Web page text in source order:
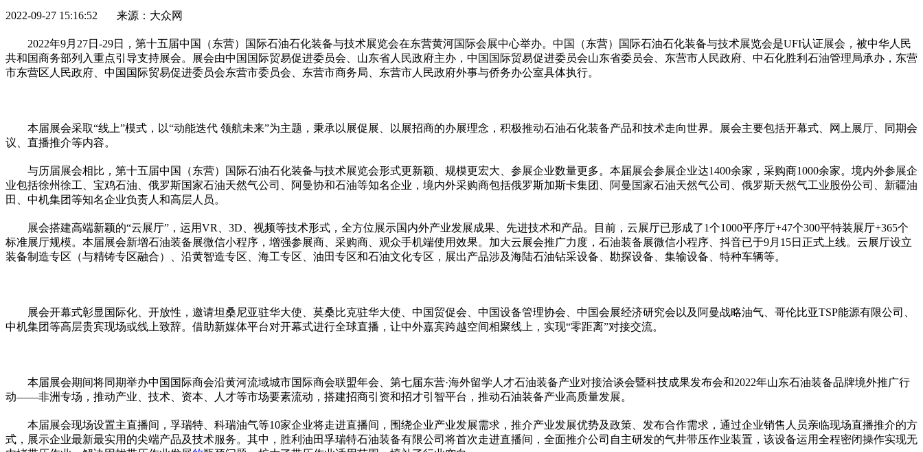
2022-09-27 15:16:52 来源：大众网
2022年9月27日-29日，第十五届中国（东营）国际石油石化装备与技术展览会在东营黄河国际会展中心举办。中国（东营）国际石油石化装备与技术展览会是UFI认证展会，被中华人民
共和国商务部列入重点引导支持展会。展会由中国国际贸易促进委员会、山东省人民政府主办，中国国际贸易促进委员会山东省委员会、东营市人民政府、中石化胜利石油管理局承办，东营
市东营区人民政府、中国国际贸易促进委员会东营市委员会、东营市商务局、东营市人民政府外事与侨务办公室具体执行。
本届展会采取“线上”模式，以“动能迭代 领航未来”为主题，秉承以展促展、以展招商的办展理念，积极推动石油石化装备产品和技术走向世界。展会主要包括开幕式、网上展厅、同期会
议、直播推介等内容。
与历届展会相比，第十五届中国（东营）国际石油石化装备与技术展览会形式更新颖、规模更宏大、参展企业数量更多。本届展会参展企业达1400余家，采购商1000余家。境内外参展企
业包括徐州徐工、宝鸡石油、俄罗斯国家石油天然气公司、阿曼协和石油等知名企业，境内外采购商包括俄罗斯加斯卡集团、阿曼 国家石油天然气公司、俄罗斯天然气工业股份公司、新疆油
田、中机集团等知名企业负责人和高层人员。
展会搭建高端新颖的“云展厅”，运用VR、3D、视频等技术形式，全方位展示国内外产业发展成果、先进技术和产品。目前，云展厅已形成了1个1000平序厅+47个300平特装展厅+365个
标准展厅规模。本届展会新增石油装备展微信小程序，增强参展商、采购商、观众手机端使用效果。加大云展会推广力度，石油装备展微信小程序、抖音已于9月15日正式上线。云展厅设立
装备制造专区（与精铸专区融合）、沿黄智造专区、海工专区、油田专区和石油文化专区，展出产品涉及海陆石油钻采设备、勘探设备、集输设备、特种车辆等。
展会开幕式彰显国际化、开放性 ，邀请坦桑尼亚驻华大使、莫桑比克驻华大使、中国贸促会、中国设备管理协会、中国会展经济研究会以及阿曼战略油气、哥伦比亚TSP能源有限公司、
中机集团等高层贵宾现场或线上致辞。借助新媒体平台对开幕式进行全球直播，让中外嘉宾跨越空间相聚线上，实现“零距离”对接交流。
本届展会期间将同期举办中国国际商会沿黄河流域城市国际商会联盟年会、第七届东营·海外留学人才石油装备产业对接洽谈会暨科技成果发布会和2022年山东石油装备品牌境外推广行
动——非洲专场，推动产业、技术、资本、人才等市场要素流动，搭建招商引资和招才引智平台，推动石油装备产业高质量发展。
本届展会现场设置主直播间，孚瑞特、科瑞油气等10家企业将走进直播间，围绕企业产业发展需求，推介产业发展优势及政策、发布合作需求，通过企业销售人员亲临现场直播推介的方
式，展示企业最新最实用的尖端产品及技术服务。其中，胜利油田孚瑞特石油装备有限公司将首次走进直播间，全面推介公司自主研发的气井带压作业装置，该设备运用全程密闭操作实现无